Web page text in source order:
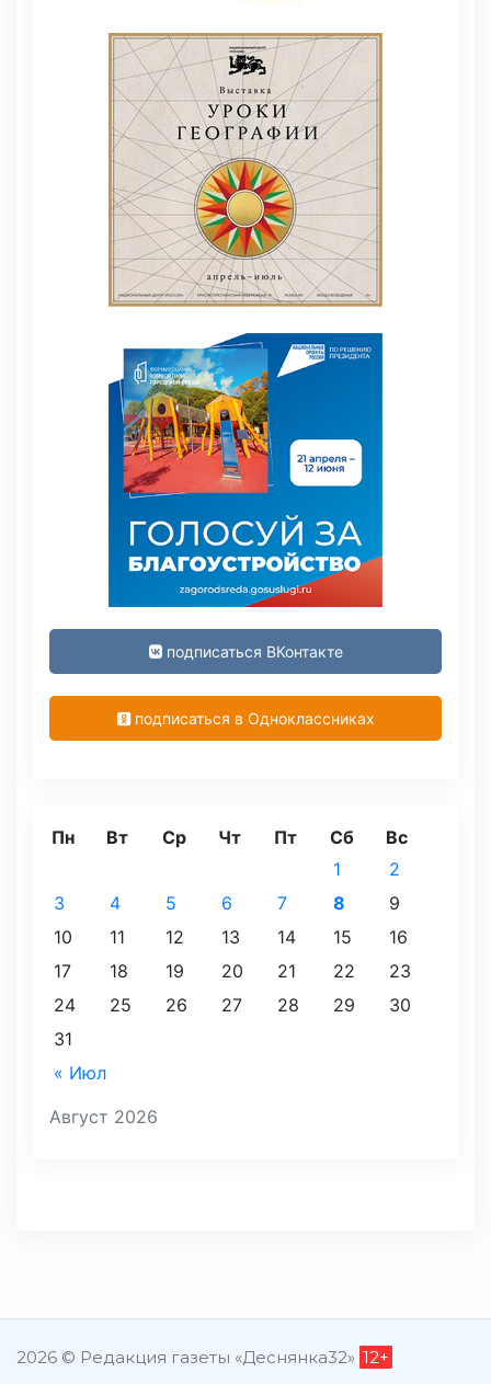
подписаться ВКонтакте
подписаться в Одноклассниках
Август 2026
Пн Вт Ср Чт Пт Сб Вс
« Июл
1
2
3
4 5 6 7 8
9
10
11 12 13 14 15
16
17
18 19 20 21 22
23
24
25 26 27 28 29
30
31
2026 © Редакция газеты «Деснянка32» 12+